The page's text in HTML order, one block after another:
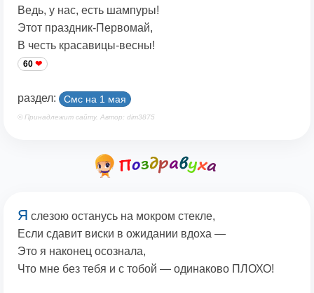
Ведь, у нас, есть шампуры!
Этот праздник-Первомай,
В честь красавицы-весны!
60
раздел: Смс на 1 мая
© Принадлежит сайту. Автор: dim3875
Я слезою останусь на мокром стекле,
Если сдавит виски в ожидании вдоха —
Это я наконец осознала,
Что мне без тебя и с тобой — одинаково ПЛОХО!